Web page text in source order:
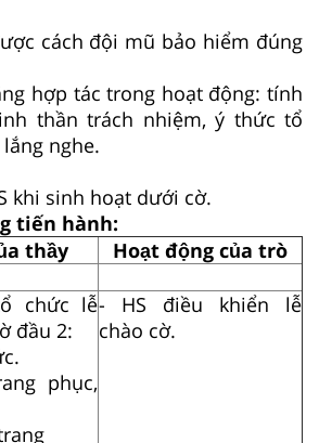
cách đội mũ bảo hiểm đúng
hợp tác trong hoạt động: tính
thần trách nhiệm, ý thức tổ
nghe.
khi sinh hoạt dưới cờ.
tiến hành:
thầy
Hoạt động của trò
chức lễ
đầu 2:
phục,
- HS điều khiển lễ
chào cờ.